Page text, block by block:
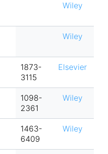
Wiley
Wiley
1873-
3115
Elsevier
1098-
2361
Wiley
1463-
6409
Wiley